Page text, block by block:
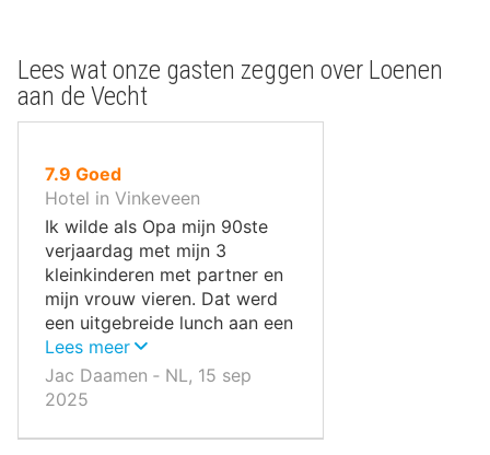
Lees wat onze gasten zeggen over Loenen
aan de Vecht
7.9 uit
10
,
Goed
Hotel in Vinkeveen
Ik wilde als Opa mijn 90ste
verjaardag met mijn 3
kleinkinderen met partner en
mijn vrouw vieren. Dat werd
een uitgebreide lunch aan een
mooie tafel in een heel rustig
tempo met mooie gerechten.
Missie geslaagd Opvallend is
en dan een goede ambiance
Lees meer
Jac Daamen ‐ NL, 15 sep
2025